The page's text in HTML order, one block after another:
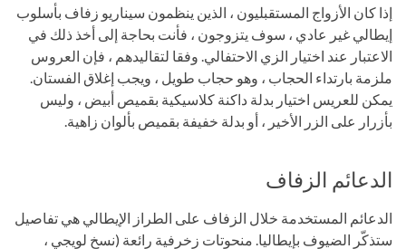
إذا كان الأزواج المستقبليون ، الذين ينظمون سيناريو زفاف بأسلوب
إيطالي غير عادي ، سوف يتزوجون ، فأنت بحاجة إلى أخذ ذلك في
الاعتبار عند اختيار الزي الاحتفالي. وفقا لتقاليدهم ، فإن العروس
ملزمة بارتداء الحجاب ، وهو حجاب طويل ، ويجب إغلاق الفستان.
يمكن للعريس اختيار بدلة داكنة كلاسيكية بقميص أبيض ، وليس
بأزرار على الزر الأخير ، أو بدلة خفيفة بقميص بألوان زاهية.
الدعائم الزفاف
الدعائم المستخدمة خلال الزفاف على الطراز الإيطالي هي تفاصيل
ستذكّر الضيوف بإيطاليا. منحوتات زخرفية رائعة (نسخ لويجي ،